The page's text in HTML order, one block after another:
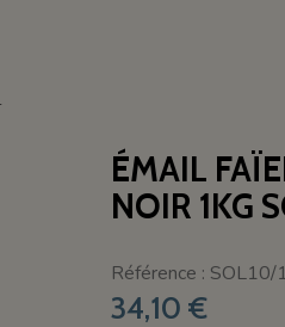
ÉMAIL
NOIR 1KG
Référence :
34,10 €